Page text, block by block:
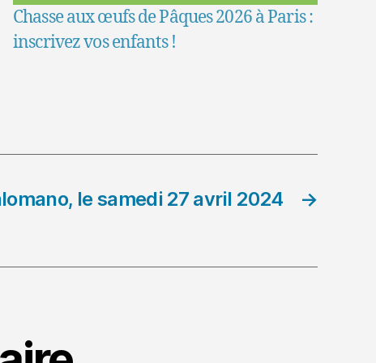
Chasse aux œufs de Pâques 2026 à Paris :
inscrivez vos enfants !
→
le samedi 27 avril 2024